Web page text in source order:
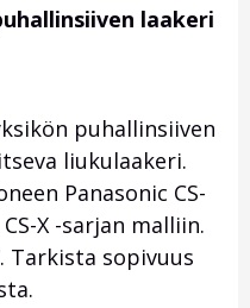
laakeri
puhallinsiiven
liukulaakeri.
Panasonic CS-
CS-X -sarjan malliin.
Tarkista sopivuus